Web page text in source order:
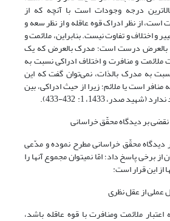
درجه وجودات است با آنچه که از
از نظر ادراک قوه عاقله و از نظر سعه و
و اختلاف و تفاوت نیست. بنابراین، ملائمت و
درست است؛ مدرک بالعرض که یک
و منافرت و اختلاف ادراکى نسبت به
به مدرک بالذات، نمى‌‌توان گفت که این
است یا ملائم؛ زیرا از حیث ادراکى، بین
صدر، 1433، 1: 432-433).
بر دیدگاه محقّق خراسا­نی
محقّق خراسانی مطرح نموده و مدّعی
از برخی پاسخ داد؛ امّا نمی­توان مجموع آنها را
از این قرار است:
عملی از عقل نظری
ملائمت ومنافرت با قوه عاقله باشد،